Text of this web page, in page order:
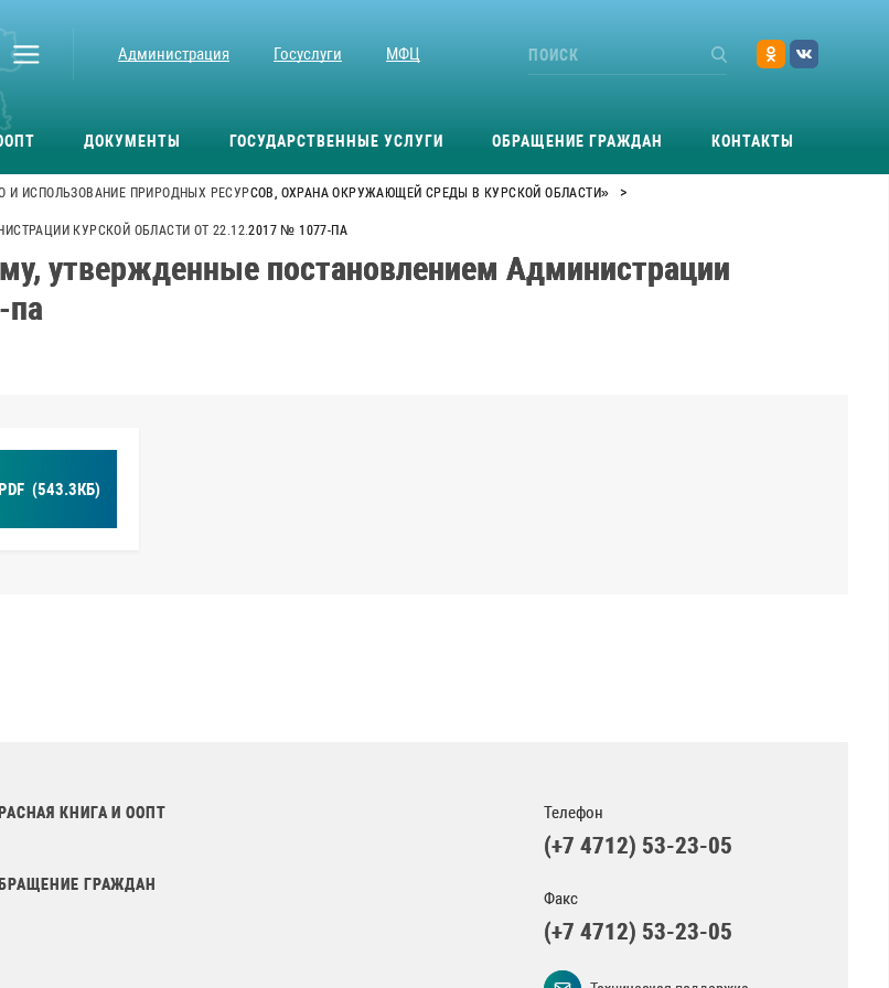
Администрация Госуслуги МФЦ
ДОКУМЕНТЫ ГОСУДАРСТВЕННЫЕ УСЛУГИ ОБРАЩЕНИЕ ГРАЖДАН КОНТАКТЫ
И ИСПОЛЬЗОВАНИЕ ПРИРОДНЫХ РЕСУРСОВ, ОХРАНА ОКРУЖАЮЩЕЙ СРЕДЫ В КУРСКОЙ ОБЛАСТИ» >
КУРСКОЙ ОБЛАСТИ ОТ 22.12.2017 № 1077-ПА
утвержденные постановлением Администрации
па
(543.3КБ)
КНИГА И ООПТ
ГРАЖДАН
Телефон
(+7 4712) 53-23-05
Факс
(+7 4712) 53-23-05